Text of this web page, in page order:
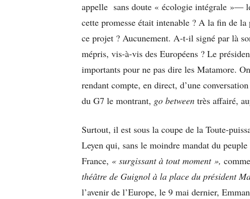
appelle sans doute « écologie intégrale »—
cette promesse était intenable ? A la fin de
ce projet ? Aucunement. A-t-il signé par là
mépris, vis-à-vis des Européens ? Le
importants pour ne pas dire les Matamore.
rendant compte, en direct, d’une
du G7 le montrant, go between très affairé,
Surtout, il est sous la coupe de la Toute-
Leyen qui, sans le moindre mandat du
France, « surgissant à tout moment »,
théâtre de Guignol à la place du président
l’avenir de l’Europe, le 9 mai dernier,